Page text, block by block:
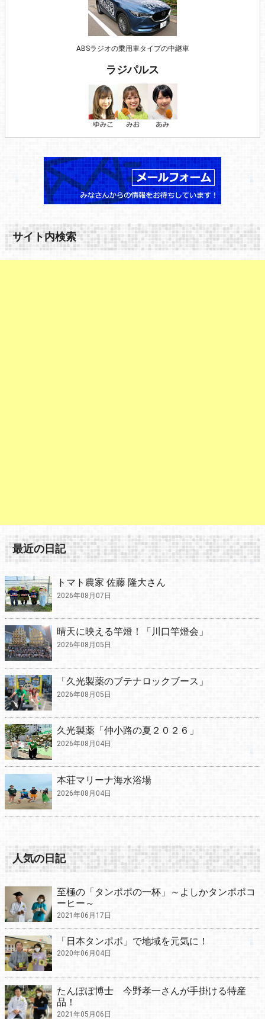
ABSラジオの乗用車タイプの中継車
ラジパルス
サイト内検索
最近の日記
トマト農家 佐藤 隆大さん
2026年08月07日
晴天に映える竿燈！「川口竿燈会」
2026年08月05日
「久光製薬のブテナロックブース」
2026年08月05日
久光製薬「仲小路の夏２０２６」
2026年08月04日
本荘マリーナ海水浴場
2026年08月04日
人気の日記
至極の「タンポポの一杯」～よしかタンポポコ
ーヒー～
2021年06月17日
「日本タンポポ」で地域を元気に！
2020年06月04日
たんぽぽ博士 今野孝一さんが手掛ける特産
品！
2021年05月06日